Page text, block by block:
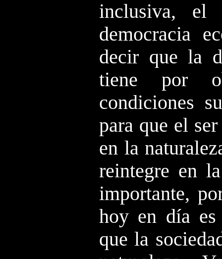
inclusiva, el
democracia
decir que la
tiene por
condiciones
para que el
en la
reintegre en
importante,
hoy en día
que la